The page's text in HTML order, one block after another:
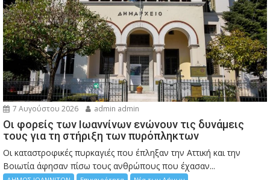
7 Αυγούστου 2026 admin admin
Οι φορείς των Ιωαννίνων ενώνουν τις δυνάμεις
τους για τη στήριξη των πυρόπληκτων
Οι καταστροφικές πυρκαγιές που έπληξαν την Αττική και την
Bοιωτία άφησαν πίσω τους ανθρώπους που έχασαν...